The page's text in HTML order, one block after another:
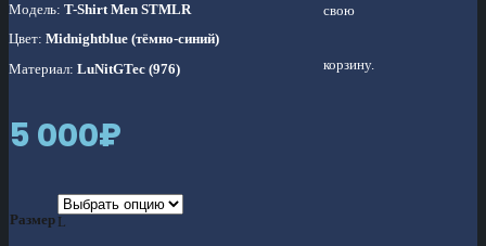
свою
корзину.
Модель: T-Shirt Men STMLR
Цвет: Midnightblue (тёмно-синий)
Материал: LuNitGTec (976)
5 000₽
Размер L